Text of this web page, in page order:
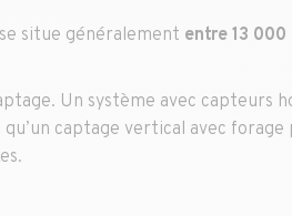
situe généralement entre 13
Un système avec capteurs
captage vertical avec